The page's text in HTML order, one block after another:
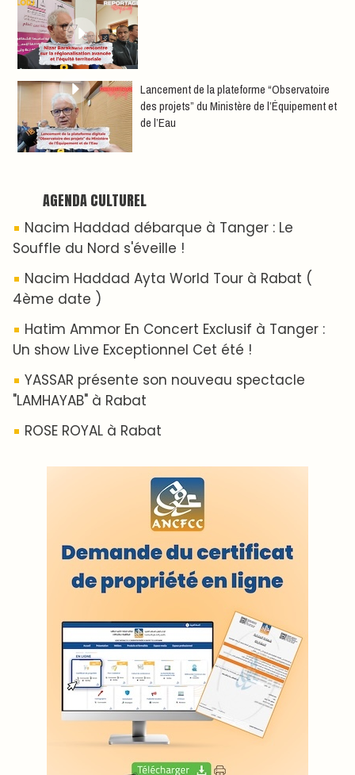
​Lancement de la plateforme “Observatoire
des projets” du Ministère de l’Équipement et
de l’Eau
AGENDA CULTUREL
Nacim Haddad débarque à Tanger : Le
Souffle du Nord s'éveille !
Nacim Haddad Ayta World Tour à Rabat (
4ème date )
Hatim Ammor En Concert Exclusif à Tanger :
Un show Live Exceptionnel Cet été !
YASSAR présente son nouveau spectacle
"LAMHAYAB" à Rabat
ROSE ROYAL à Rabat